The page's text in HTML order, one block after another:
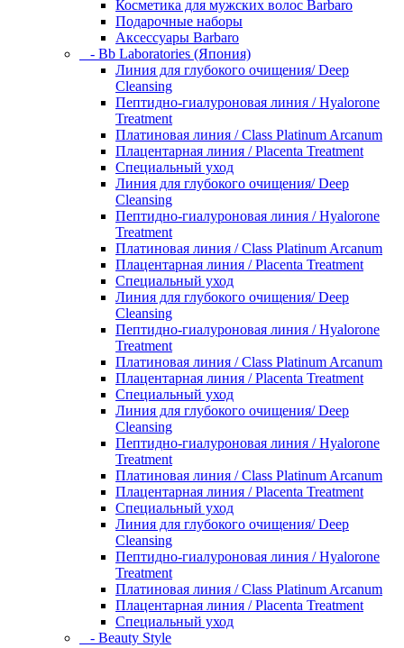
Косметика для мужских волос Barbaro
Подарочные наборы
Аксессуары Barbaro
- Bb Laboratories (Япония)
Линия для глубокого очищения/ Deep
Cleansing
Пептидно-гиалуроновая линия / Hyalorone
Treatment
Платиновая линия / Class Platinum Arcanum
Плацентарная линия / Placenta Treatment
Специальный уход
Линия для глубокого очищения/ Deep
Cleansing
Пептидно-гиалуроновая линия / Hyalorone
Treatment
Платиновая линия / Class Platinum Arcanum
Плацентарная линия / Placenta Treatment
Специальный уход
Линия для глубокого очищения/ Deep
Cleansing
Пептидно-гиалуроновая линия / Hyalorone
Treatment
Платиновая линия / Class Platinum Arcanum
Плацентарная линия / Placenta Treatment
Специальный уход
Линия для глубокого очищения/ Deep
Cleansing
Пептидно-гиалуроновая линия / Hyalorone
Treatment
Платиновая линия / Class Platinum Arcanum
Плацентарная линия / Placenta Treatment
Специальный уход
Линия для глубокого очищения/ Deep
Cleansing
Пептидно-гиалуроновая линия / Hyalorone
Treatment
Платиновая линия / Class Platinum Arcanum
Плацентарная линия / Placenta Treatment
Специальный уход
- Beauty Style